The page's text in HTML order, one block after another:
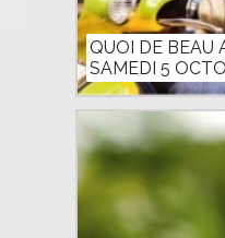
QUOI DE BEAU
SAMEDI 5